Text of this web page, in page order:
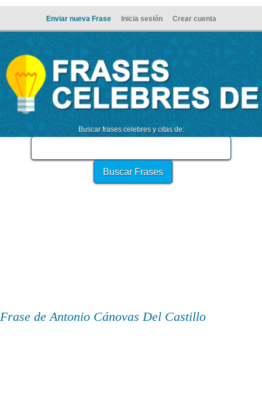
Enviar nueva Frase Inicia sesión Crear cuenta
Buscar frases celebres y citas de:
Frase de Antonio Cánovas Del Castillo